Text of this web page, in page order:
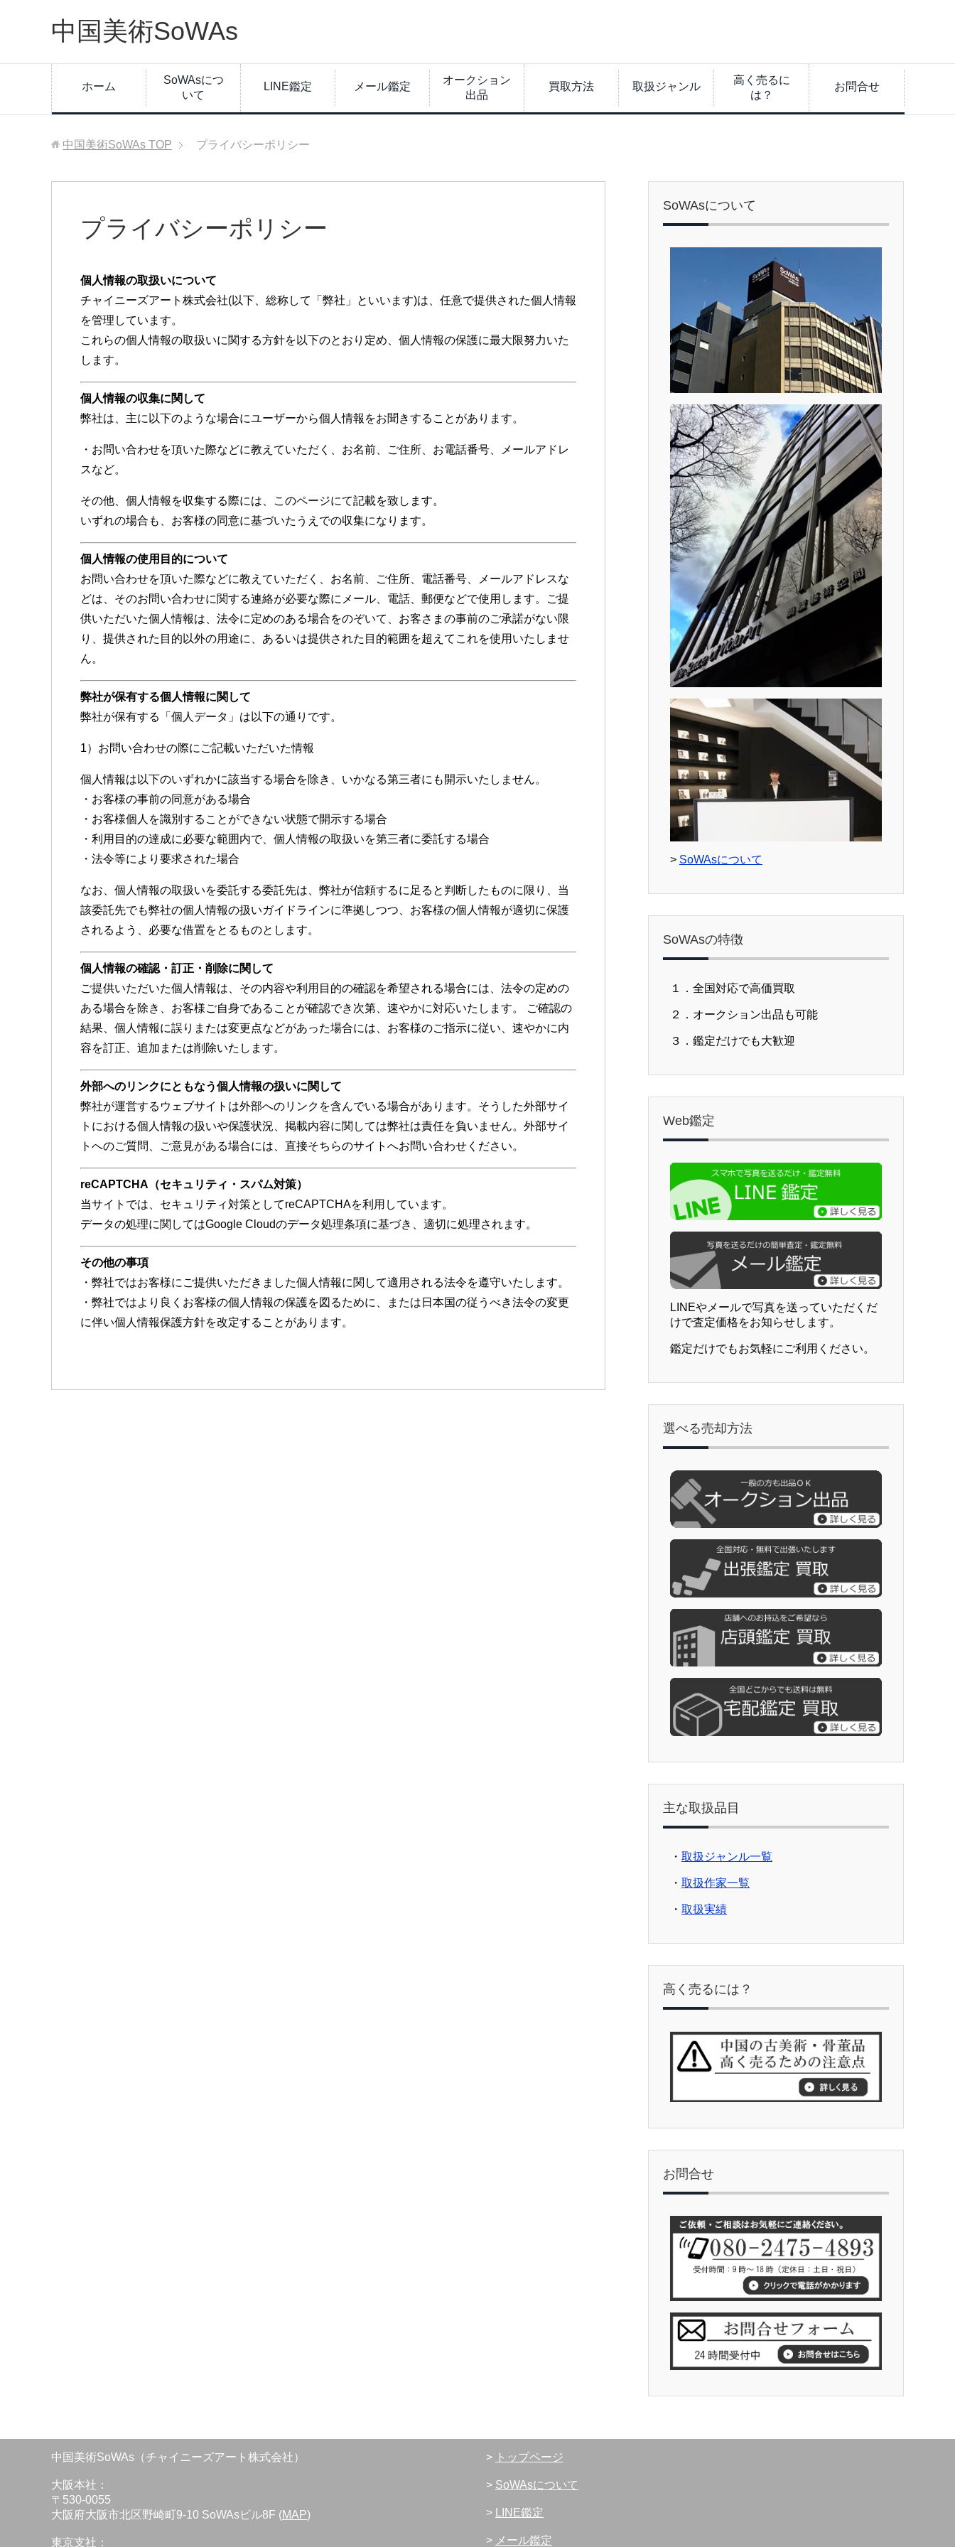
中国美術SoWAs
ホーム
SoWAsにつ
いて
LINE鑑定 メール鑑定
オークション
出品
買取方法 取扱ジャンル
高く売るに
は？
お問合せ
中国美術SoWAs TOP プライバシーポリシー
プライバシーポリシー
個人情報の取扱いについて
チャイニーズアート株式会社(以下、総称して「弊社」といいます)は、任意で提供された個人情報
を管理しています。
これらの個人情報の取扱いに関する方針を以下のとおり定め、個人情報の保護に最大限努力いた
します。
個人情報の収集に関して
弊社は、主に以下のような場合にユーザーから個人情報をお聞きすることがあります。
・お問い合わせを頂いた際などに教えていただく、お名前、ご住所、お電話番号、メールアドレ
スなど。
その他、個人情報を収集する際には、このページにて記載を致します。
いずれの場合も、お客様の同意に基づいたうえでの収集になります。
個人情報の使用目的について
お問い合わせを頂いた際などに教えていただく、お名前、ご住所、電話番号、メールアドレスな
どは、そのお問い合わせに関する連絡が必要な際にメール、電話、郵便などで使用します。ご提
供いただいた個人情報は、法令に定めのある場合をのぞいて、お客さまの事前のご承諾がない限
り、提供された目的以外の用途に、あるいは提供された目的範囲を超えてこれを使用いたしませ
ん。
弊社が保有する個人情報に関して
弊社が保有する「個人データ」は以下の通りです。
1）お問い合わせの際にご記載いただいた情報
個人情報は以下のいずれかに該当する場合を除き、いかなる第三者にも開示いたしません。
・お客様の事前の同意がある場合
・お客様個人を識別することができない状態で開示する場合
・利用目的の達成に必要な範囲内で、個人情報の取扱いを第三者に委託する場合
・法令等により要求された場合
なお、個人情報の取扱いを委託する委託先は、弊社が信頼するに足ると判断したものに限り、当
該委託先でも弊社の個人情報の扱いガイドラインに準拠しつつ、お客様の個人情報が適切に保護
されるよう、必要な借置をとるものとします。
個人情報の確認・訂正・削除に関して
ご提供いただいた個人情報は、その内容や利用目的の確認を希望される場合には、法令の定めの
ある場合を除き、お客様ご自身であることが確認でき次第、速やかに対応いたします。 ご確認の
結果、個人情報に誤りまたは変更点などがあった場合には、お客様のご指示に従い、速やかに内
容を訂正、追加または削除いたします。
外部へのリンクにともなう個人情報の扱いに関して
弊社が運営するウェブサイトは外部へのリンクを含んでいる場合があります。そうした外部サイ
トにおける個人情報の扱いや保護状況、掲載内容に関しては弊社は責任を負いません。外部サイ
トへのご質問、ご意見がある場合には、直接そちらのサイトへお問い合わせください。
reCAPTCHA（セキュリティ・スパム対策）
当サイトでは、セキュリティ対策としてreCAPTCHAを利用しています。
データの処理に関してはGoogle Cloudのデータ処理条項に基づき、適切に処理されます。
その他の事項
・弊社ではお客様にご提供いただきました個人情報に関して適用される法令を遵守いたします。
・弊社ではより良くお客様の個人情報の保護を図るために、または日本国の従うべき法令の変更
に伴い個人情報保護方針を改定することがあります。
SoWAsについて
> SoWAsについて
SoWAsの特徴
１．全国対応で高価買取
２．オークション出品も可能
３．鑑定だけでも大歓迎
Web鑑定
LINEやメールで写真を送っていただくだ
けで査定価格をお知らせします。
鑑定だけでもお気軽にご利用ください。
選べる売却方法
主な取扱品目
・ 取扱ジャンル一覧
・ 取扱作家一覧
・ 取扱実績
高く売るには？
お問合せ
中国美術SoWAs（チャイニーズアート株式会社）
大阪本社：
〒530-0055
大阪府大阪市北区野崎町9-10 SoWAsビル8F (MAP)
東京支社：
> トップページ
> SoWAsについて
> LINE鑑定
> メール鑑定